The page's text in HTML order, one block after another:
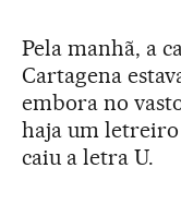
Pela manhã, a
Cartagena
embora no
haja um
caiu a letra U.